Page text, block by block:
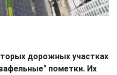
дорожных участках
пометки. Их